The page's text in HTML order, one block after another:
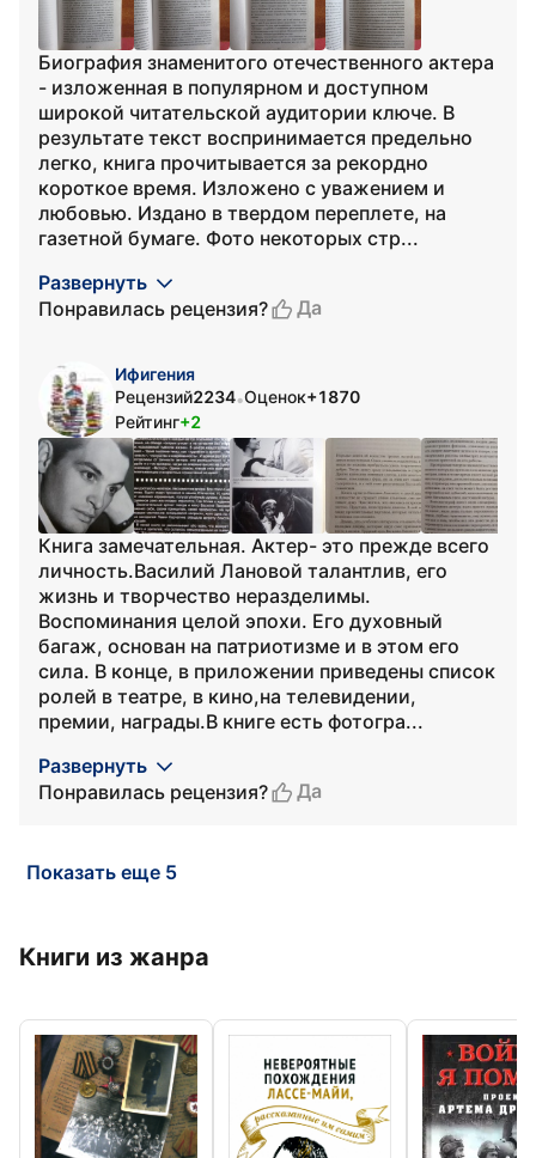
Биография знаменитого отечественного актера
- изложенная в популярном и доступном
широкой читательской аудитории ключе. В
результате текст воспринимается предельно
легко, книга прочитывается за рекордно
короткое время. Изложено с уважением и
любовью. Издано в твердом переплете, на
газетной бумаге. Фото некоторых стр...
Развернуть
Понравилась рецензия?
Да
Ифигения
Рецензий2234•Оценок+1870
Рейтинг+2
Книга замечательная. Актер- это прежде всего
личность.Василий Лановой талантлив, его
жизнь и творчество неразделимы.
Воспоминания целой эпохи. Его духовный
багаж, основан на патриотизме и в этом его
сила. В конце, в приложении приведены список
ролей в театре, в кино,на телевидении,
премии, награды.В книге есть фотогра...
Развернуть
Понравилась рецензия?
Да
Показать еще 5
Книги из жанра